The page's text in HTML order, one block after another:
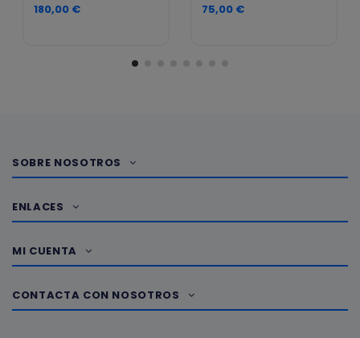
180,00 € 75,00 €
SOBRE NOSOTROS
ENLACES
MI CUENTA
CONTACTA CON NOSOTROS